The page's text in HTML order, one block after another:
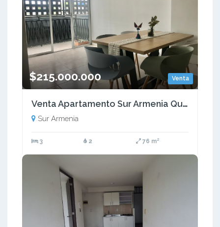
Venta
$215.000.000
Venta Apartamento Sur Armenia Quindio COD: 7151229
Sur Armenia
3 2 76 m²